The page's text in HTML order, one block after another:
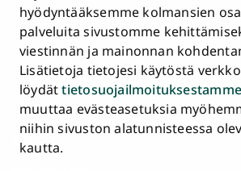
hyödyntääksemme kolmansien
palveluita sivustomme
viestinnän ja mainonnan
Lisätietoja tietojesi käytöstä
löydättietosuojailmoituksestamme
muuttaa evästeasetuksia
niihin sivuston alatunnisteessa
kautta.
Saavutettavuusseloste
Palaute
Intranet ja sähköiset työkalut
Evästeasetukset
Päävalikko
alatunnisteessa
ETUSIVU
Turun
yliopisto
Turun
yliopisto
TurunTurunTurunTurun